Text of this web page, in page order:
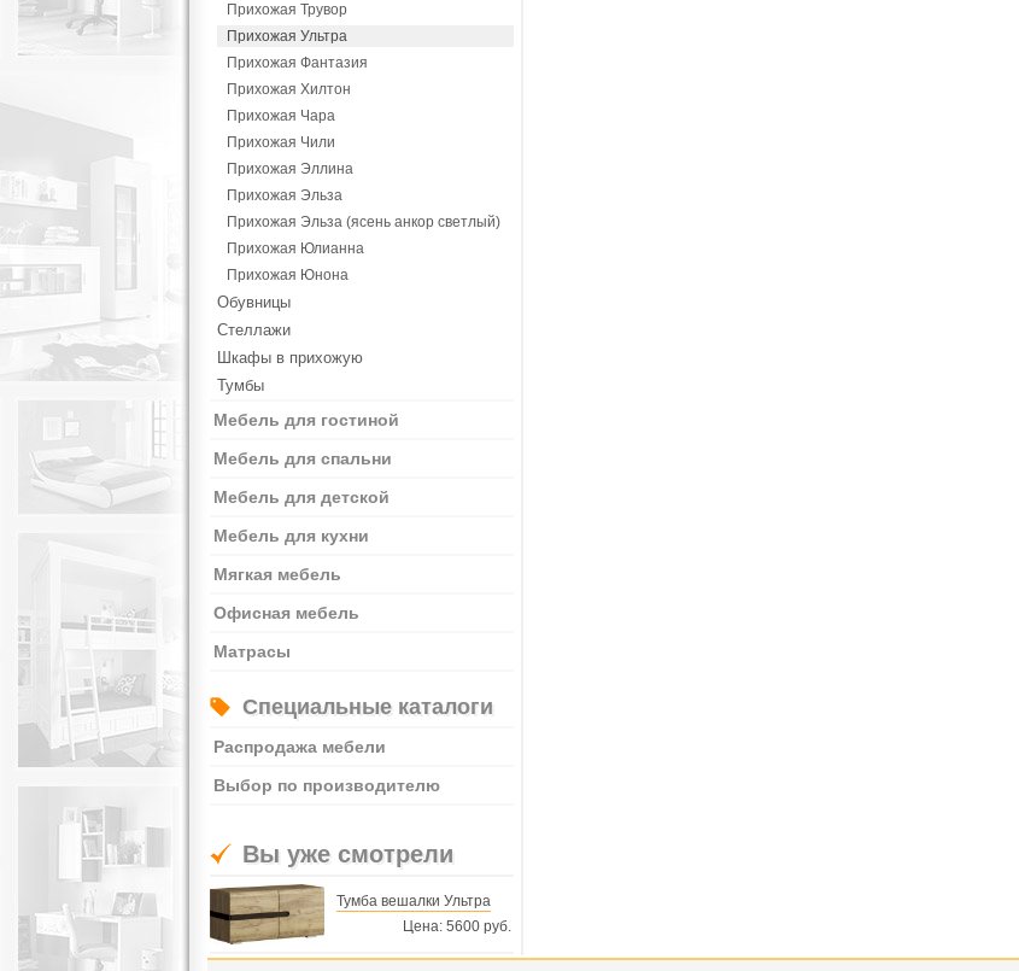
Прихожая Трувор
Прихожая Ультра
Прихожая Фантазия
Прихожая Хилтон
Прихожая Чара
Прихожая Чили
Прихожая Эллина
Прихожая Эльза
Прихожая Эльза (ясень анкор светлый)
Прихожая Юлианна
Прихожая Юнона
Обувницы
Стеллажи
Шкафы в прихожую
Тумбы
Мебель для гостиной
Мебель для спальни
Мебель для детской
Мебель для кухни
Мягкая мебель
Офисная мебель
Матрасы
Специальные каталоги
Распродажа мебели
Выбор по производителю
Вы уже смотрели
Тумба вешалки Ультра
Цена: 5600 руб.